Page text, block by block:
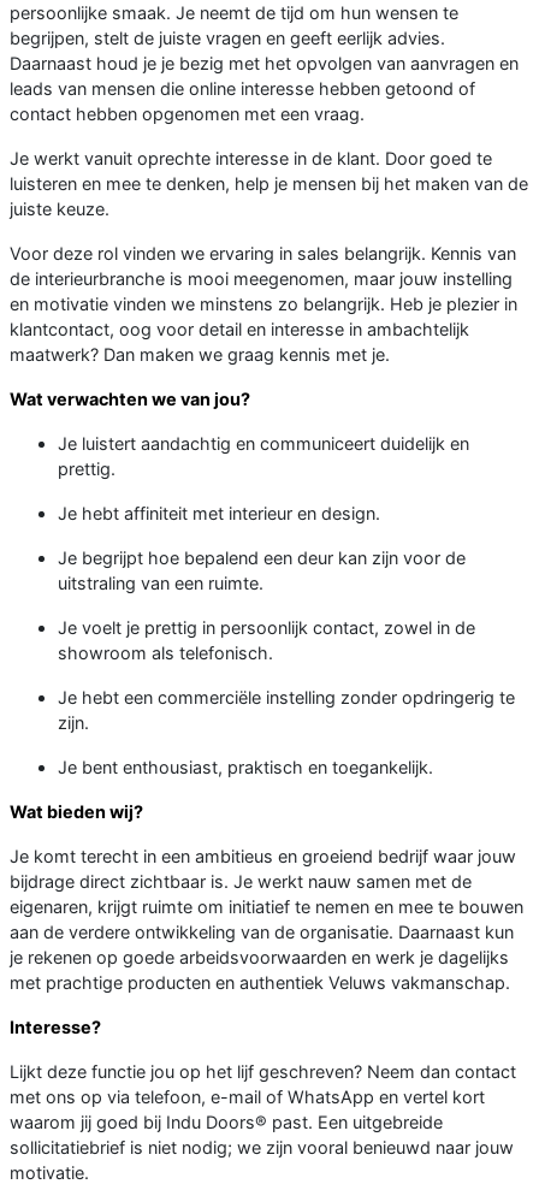
persoonlijke smaak. Je neemt de tijd om hun wensen te
begrijpen, stelt de juiste vragen en geeft eerlijk advies.
Daarnaast houd je je bezig met het opvolgen van aanvragen en
leads van mensen die online interesse hebben getoond of
contact hebben opgenomen met een vraag.
Je werkt vanuit oprechte interesse in de klant. Door goed te
luisteren en mee te denken, help je mensen bij het maken van de
juiste keuze.
Voor deze rol vinden we ervaring in sales belangrijk. Kennis van
de interieurbranche is mooi meegenomen, maar jouw instelling
en motivatie vinden we minstens zo belangrijk. Heb je plezier in
klantcontact, oog voor detail en interesse in ambachtelijk
maatwerk? Dan maken we graag kennis met je.
Wat verwachten we van jou?
Je luistert aandachtig en communiceert duidelijk en
prettig.
Je hebt affiniteit met interieur en design.
Je begrijpt hoe bepalend een deur kan zijn voor de
uitstraling van een ruimte.
Je voelt je prettig in persoonlijk contact, zowel in de
showroom als telefonisch.
Je hebt een commerciële instelling zonder opdringerig te
zijn.
Je bent enthousiast, praktisch en toegankelijk.
Wat bieden wij?
Je komt terecht in een ambitieus en groeiend bedrijf waar jouw
bijdrage direct zichtbaar is. Je werkt nauw samen met de
eigenaren, krijgt ruimte om initiatief te nemen en mee te bouwen
aan de verdere ontwikkeling van de organisatie. Daarnaast kun
je rekenen op goede arbeidsvoorwaarden en werk je dagelijks
met prachtige producten en authentiek Veluws vakmanschap.
Interesse?
Lijkt deze functie jou op het lijf geschreven? Neem dan contact
met ons op via telefoon, e-mail of WhatsApp en vertel kort
waarom jij goed bij Indu Doors® past. Een uitgebreide
sollicitatiebrief is niet nodig; we zijn vooral benieuwd naar jouw
motivatie.